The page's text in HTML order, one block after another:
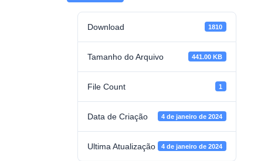
Download 1810
Tamanho do Arquivo 441.00 KB
File Count 1
Data de Criação 4 de janeiro de 2024
Ultima Atualização 4 de janeiro de 2024